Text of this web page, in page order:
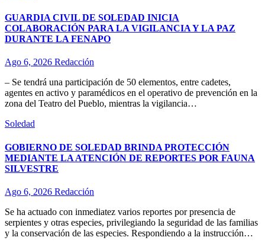
GUARDIA CIVIL DE SOLEDAD INICIA
COLABORACIÓN PARA LA VIGILANCIA Y LA PAZ
DURANTE LA FENAPO
Ago 6, 2026 Redacción
– Se tendrá una participación de 50 elementos, entre cadetes,
agentes en activo y paramédicos en el operativo de prevención en la
zona del Teatro del Pueblo, mientras la vigilancia…
Soledad
GOBIERNO DE SOLEDAD BRINDA PROTECCIÓN
MEDIANTE LA ATENCIÓN DE REPORTES POR FAUNA
SILVESTRE
Ago 6, 2026 Redacción
Se ha actuado con inmediatez varios reportes por presencia de
serpientes y otras especies, privilegiando la seguridad de las familias
y la conservación de las especies. Respondiendo a la instrucción…